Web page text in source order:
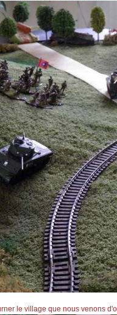
le village que nous venons